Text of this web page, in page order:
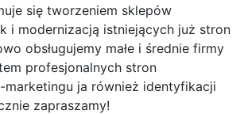
się tworzeniem sklepów
i modernizacją istniejących już stron
obsługujemy małe i średnie firmy
profesjonalnych stron
marketingu ja również identyfikacji
zapraszamy!